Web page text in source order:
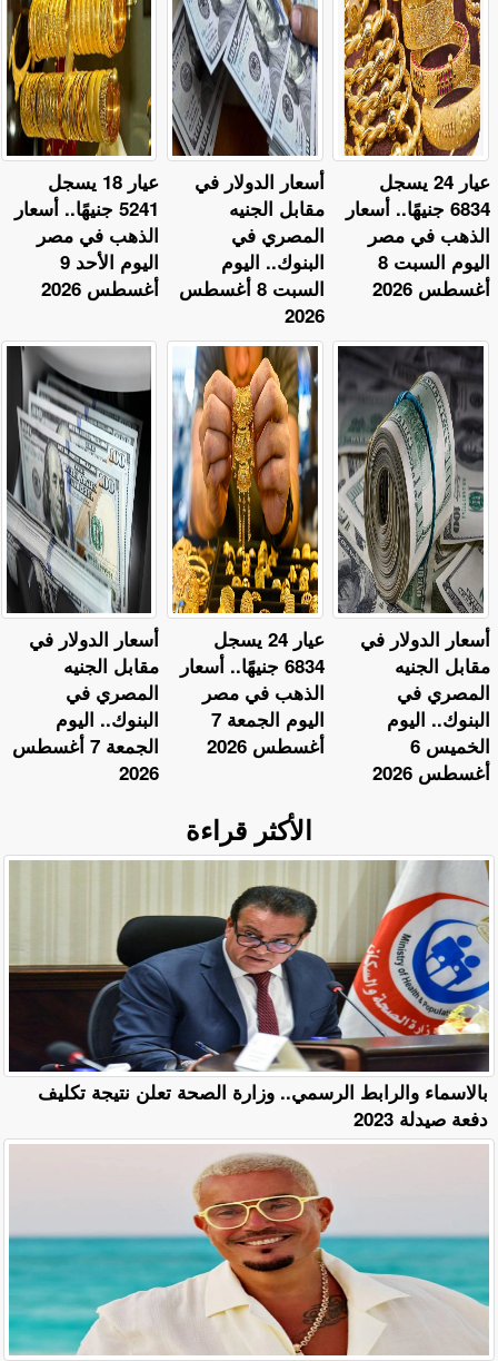
عيار 18 يسجل
5241 جنيهًا.. أسعار
الذهب في مصر
اليوم الأحد 9
أغسطس 2026
أسعار الدولار في
مقابل الجنيه
المصري في
البنوك.. اليوم
السبت 8 أغسطس
2026
عيار 24 يسجل
6834 جنيهًا.. أسعار
الذهب في مصر
اليوم السبت 8
أغسطس 2026
أسعار الدولار في
مقابل الجنيه
المصري في
البنوك.. اليوم
الجمعة 7 أغسطس
2026
عيار 24 يسجل
6834 جنيهًا.. أسعار
الذهب في مصر
اليوم الجمعة 7
أغسطس 2026
أسعار الدولار في
مقابل الجنيه
المصري في
البنوك.. اليوم
الخميس 6
أغسطس 2026
الأكثر قراءة
بالاسماء والرابط الرسمي.. وزارة الصحة تعلن نتيجة تكليف
دفعة صيدلة 2023